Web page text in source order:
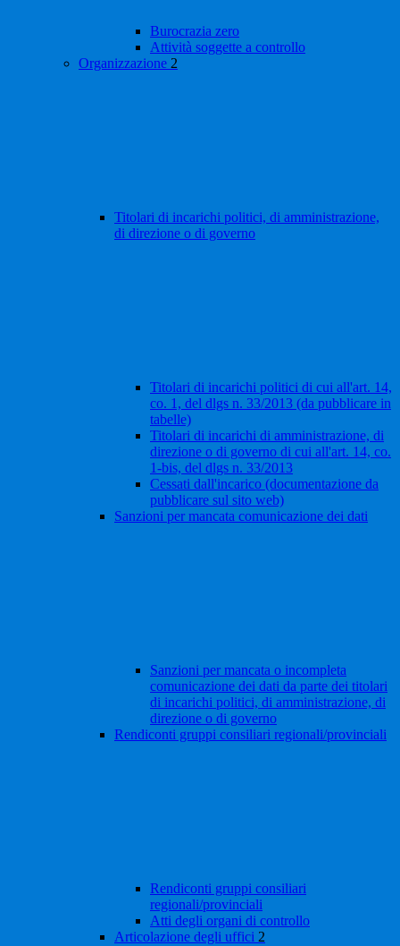
Burocrazia zero
Attività soggette a controllo
Organizzazione 2
Titolari di incarichi politici, di amministrazione,
di direzione o di governo
Titolari di incarichi politici di cui all'art. 14,
co. 1, del dlgs n. 33/2013 (da pubblicare in
tabelle)
Titolari di incarichi di amministrazione, di
direzione o di governo di cui all'art. 14, co.
1-bis, del dlgs n. 33/2013
Cessati dall'incarico (documentazione da
pubblicare sul sito web)
Sanzioni per mancata comunicazione dei dati
Sanzioni per mancata o incompleta
comunicazione dei dati da parte dei titolari
di incarichi politici, di amministrazione, di
direzione o di governo
Rendiconti gruppi consiliari regionali/provinciali
Rendiconti gruppi consiliari
regionali/provinciali
Atti degli organi di controllo
Articolazione degli uffici 2